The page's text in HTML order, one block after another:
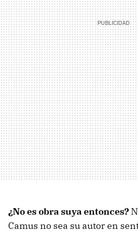
¿No es obra suya entonces?
Camus no sea su autor en